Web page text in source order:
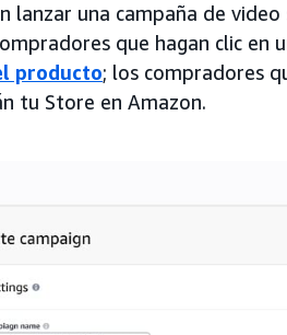
lanzar una campaña de
que hagan clic en
producto; los compradores
tu Store en Amazon.